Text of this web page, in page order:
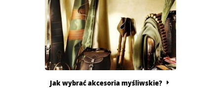
Jak wybrać akcesoria myśliwskie?